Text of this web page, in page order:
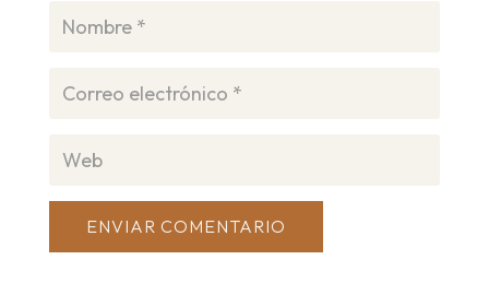
ENVIAR COMENTARIO